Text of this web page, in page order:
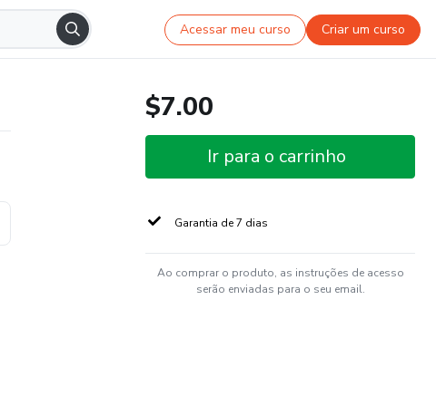
Acessar meu curso Criar um curso
$7.00
Ir para o carrinho
Garantia de 7 dias
Ao comprar o produto, as instruções de acesso
serão enviadas para o seu email.